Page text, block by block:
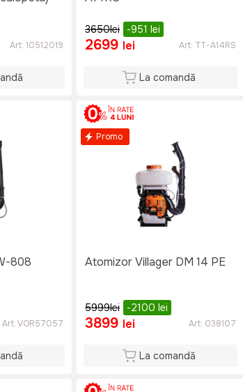
Art: 10512019
3650lei -951 lei
2699 lei Art: TT-A14RS
La comandă
808
Art:VOR57057
Promo
Atomizor Villager DM 14 PE
5999lei -2100 lei
3899 lei Art: 038107
La comandă